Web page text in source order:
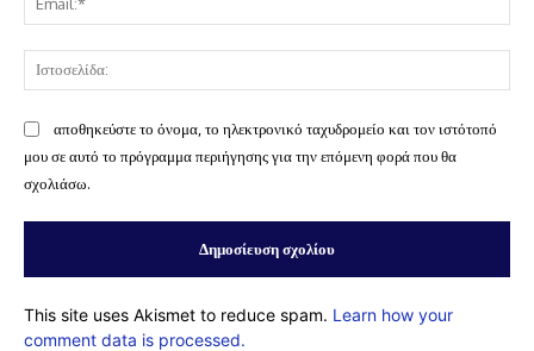
αποθηκεύστε το όνομα, το ηλεκτρονικό ταχυδρομείο και τον ιστότοπό
μου σε αυτό το πρόγραμμα περιήγησης για την επόμενη φορά που θα
σχολιάσω.
This site uses Akismet to reduce spam. Learn how your
comment data is processed.